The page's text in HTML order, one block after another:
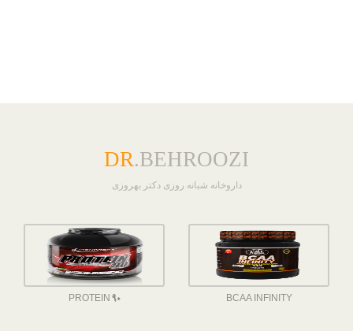
DR.BEHROOZI
داروخانه شبانه روزی دکتر بهروزی
BCAA INFINITY
PROTEIN 90